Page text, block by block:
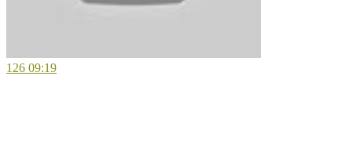
126 09:19